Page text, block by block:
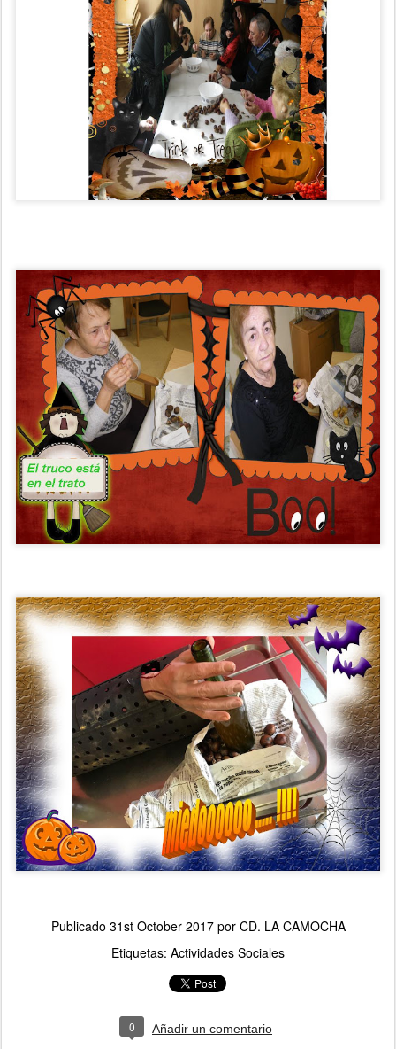
Publicado 31st October 2017por CD. LA CAMOCHA
Etiquetas: Actividades Sociales
0 Añadir un comentario